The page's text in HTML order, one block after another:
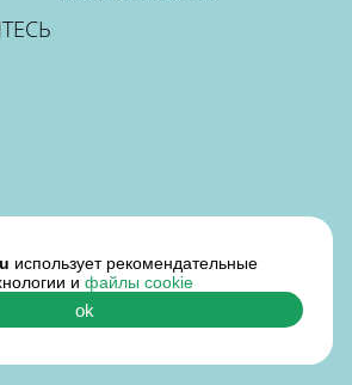
использует рекомендательные
и файлы cookie
ok